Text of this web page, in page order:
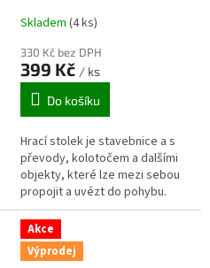
Skladem (4 ks)
330 Kč bez DPH
399 Kč / ks
Do košíku
Hrací stolek je stavebnice a s
převody, kolotočem a dalšími
objekty, které lze mezi sebou
propojit a uvézt do pohybu.
Hračka rozvíjí kreativitu a
motorické schopnosti vašeho...
Akce
Výprodej